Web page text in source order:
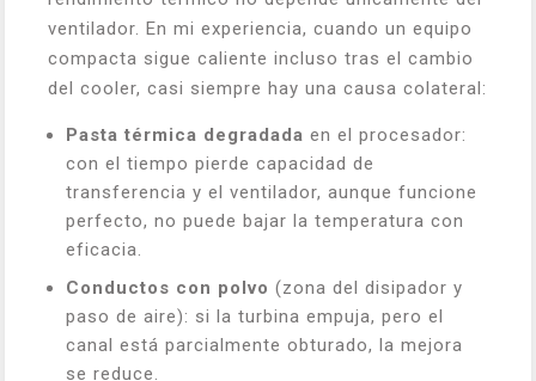
ventilador. En mi experiencia, cuando un equipo
compacta sigue caliente incluso tras el cambio
del cooler, casi siempre hay una causa colateral:
Pasta térmica degradada en el procesador:
con el tiempo pierde capacidad de
transferencia y el ventilador, aunque funcione
perfecto, no puede bajar la temperatura con
eficacia.
Conductos con polvo (zona del disipador y
paso de aire): si la turbina empuja, pero el
canal está parcialmente obturado, la mejora
se reduce.